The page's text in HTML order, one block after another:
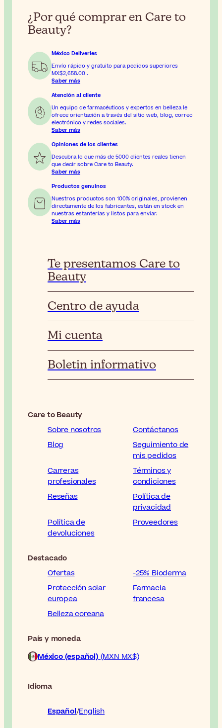
¿Por qué comprar en Care to
Beauty?
México Deliveries
Envío rápido y gratuito para pedidos superiores
MX$2,658.00 .
Saber más
Atención al cliente
Un equipo de farmacéuticos y expertos en belleza le
ofrece orientación a través del sitio web, blog, correo
electrónico y redes sociales.
Saber más
Opiniones de los clientes
Descubra lo que más de 5000 clientes reales tienen
que decir sobre Care to Beauty.
Saber más
Productos genuinos
Nuestros productos son 100% originales, provienen
directamente de los fabricantes, están en stock en
nuestras estanterías y listos para enviar.
Saber más
Te presentamos Care to
Beauty
Centro de ayuda
Mi cuenta
Boletin informativo
Care to Beauty
Sobre nosotros
Contáctanos
Blog
Seguimiento de
mis pedidos
Carreras
profesionales
Términos y
condiciones
Reseñas
Política de
privacidad
Política de
devoluciones
Proveedores
Destacado
Ofertas
-25% Bioderma
Protección solar
europea
Farmacia
francesa
Belleza coreana
País y moneda
México (español)(MXN MX$)
Idioma
Español English